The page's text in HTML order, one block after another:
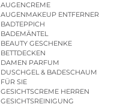
AUGENCREME
AUGENMAKEUP ENTFERNER
BADTEPPICH
BADEMÄNTEL
BEAUTY GESCHENKE
BETTDECKEN
DAMEN PARFUM
DUSCHGEL & BADESCHAUM
FÜR SIE
GESICHTSCREME HERREN
GESICHTSREINIGUNG